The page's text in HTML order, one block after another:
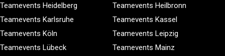
Teamevents Heidelberg
Teamevents Heilbronn
Teamevents Karlsruhe
Teamevents Kassel
Teamevents Köln
Teamevents Leipzig
Teamevents Lübeck
Teamevents Mainz